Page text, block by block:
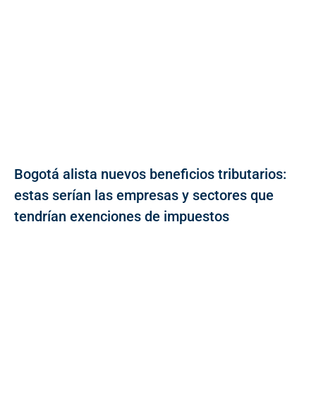
Bogotá alista nuevos beneficios tributarios:
estas serían las empresas y sectores que
tendrían exenciones de impuestos